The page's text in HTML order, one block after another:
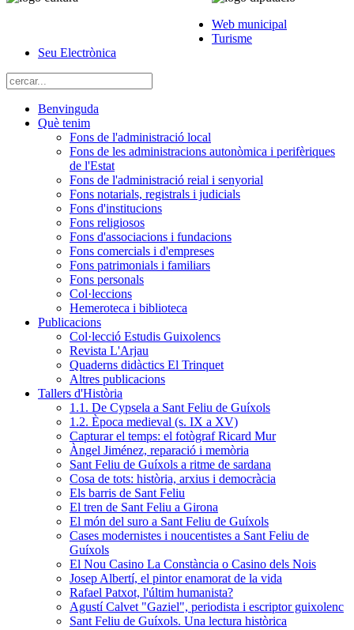
Web municipal
Turisme
Seu Electrònica
Benvinguda
Què tenim
Fons de l'administració local
Fons de les administracions autonòmica i perifèriques
de l'Estat
Fons de l'administració reial i senyorial
Fons notarials, registrals i judicials
Fons d'institucions
Fons religiosos
Fons d'associacions i fundacions
Fons comercials i d'empreses
Fons patrimonials i familiars
Fons personals
Col·leccions
Hemeroteca i biblioteca
Publicacions
Col·lecció Estudis Guixolencs
Revista L'Arjau
Quaderns didàctics El Trinquet
Altres publicacions
Tallers d'Història
1.1. De Cypsela a Sant Feliu de Guíxols
1.2. Època medieval (s. IX a XV)
Capturar el temps: el fotògraf Ricard Mur
Àngel Jiménez, reparació i memòria
Sant Feliu de Guíxols a ritme de sardana
Cosa de tots: història, arxius i democràcia
Els barris de Sant Feliu
El tren de Sant Feliu a Girona
El món del suro a Sant Feliu de Guíxols
Cases modernistes i noucentistes a Sant Feliu de
Guíxols
El Nou Casino La Constància o Casino dels Nois
Josep Albertí, el pintor enamorat de la vida
Rafael Patxot, l'últim humanista?
Agustí Calvet "Gaziel", periodista i escriptor guixolenc
Sant Feliu de Guíxols. Una lectura històrica